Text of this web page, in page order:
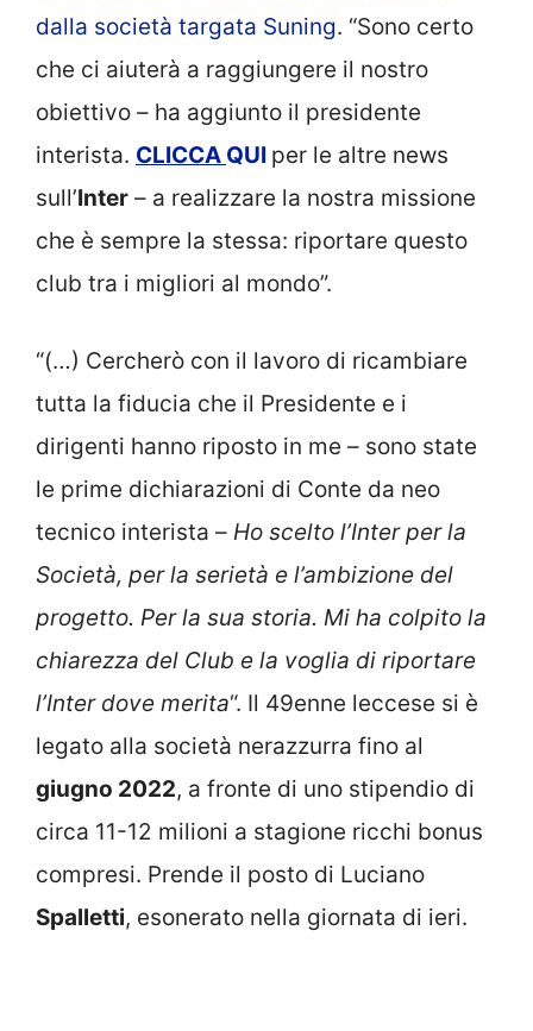
dalla società targata Suning. “Sono certo
che ci aiuterà a raggiungere il nostro
obiettivo – ha aggiunto il presidente
interista. CLICCA QUI per le altre news
sull’Inter – a realizzare la nostra missione
che è sempre la stessa: riportare questo
club tra i migliori al mondo”.
“(…) Cercherò con il lavoro di ricambiare
tutta la fiducia che il Presidente e i
dirigenti hanno riposto in me – sono state
le prime dichiarazioni di Conte da neo
tecnico interista – Ho scelto l’Inter per la
Società, per la serietà e l’ambizione del
progetto. Per la sua storia. Mi ha colpito la
chiarezza del Club e la voglia di riportare
l’Inter dove merita“. Il 49enne leccese si è
legato alla società nerazzurra fino al
giugno 2022, a fronte di uno stipendio di
circa 11-12 milioni a stagione ricchi bonus
compresi. Prende il posto di Luciano
Spalletti, esonerato nella giornata di ieri.